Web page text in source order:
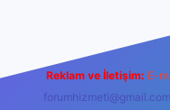
Reklam ve İletişim: E-
forumhizmeti@gmail.com